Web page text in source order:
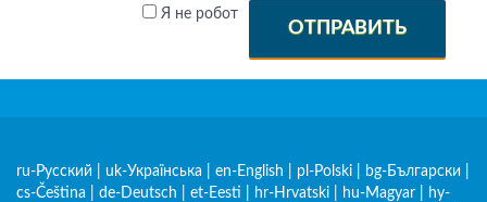
Я не робот
ОТПРАВИТЬ
ru-Русский uk-Українська en-English pl-Polski bg-Български
cs-Čeština
de-Deutsch et-Eesti hr-Hrvatski hu-Magyar
hy-